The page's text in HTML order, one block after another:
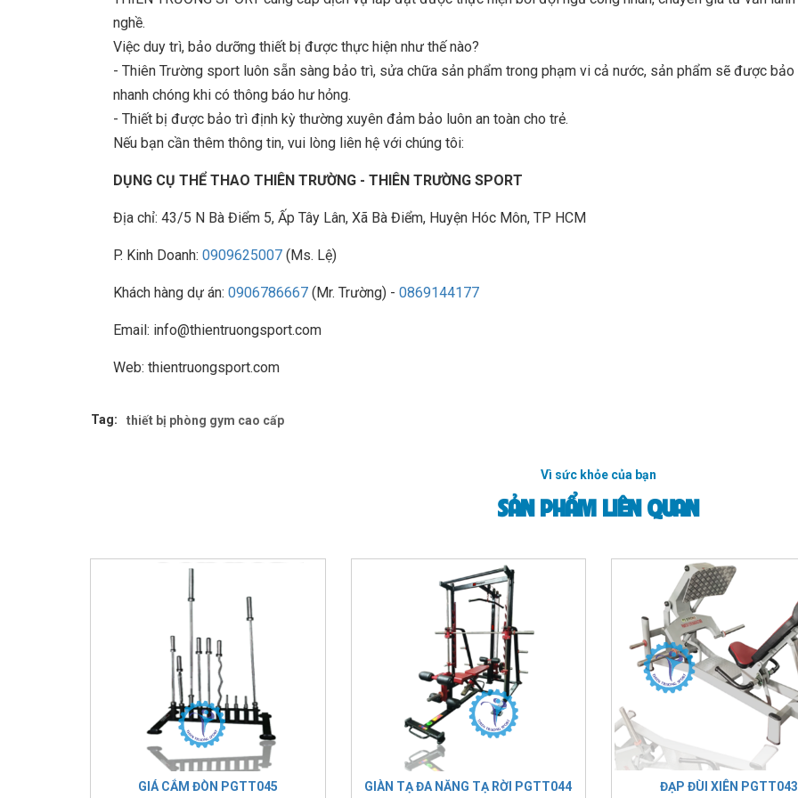
nghề.
Việc duy trì, bảo dưỡng thiết bị được thực hiện như thế nào?
- Thiên Trường sport luôn sẵn sàng bảo trì, sửa chữa sản phẩm trong phạm vi cả nước, sản phẩm sẽ được bảo
nhanh chóng khi có thông báo hư hỏng.
- Thiết bị được bảo trì định kỳ thường xuyên đảm bảo luôn an toàn cho trẻ.
Nếu bạn cần thêm thông tin, vui lòng liên hệ với chúng tôi:
DỤNG CỤ THỂ THAO THIÊN TRƯỜNG - THIÊN TRƯỜNG SPORT
Địa chỉ: 43/5 N Bà Điểm 5, Ấp Tây Lân, Xã Bà Điểm, Huyện Hóc Môn, TP HCM
P. Kinh Doanh: 0909625007 (Ms. Lệ)
Khách hàng dự án: 0906786667 (Mr. Trường) - 0869144177
Email: info@thientruongsport.com
Web: thientruongsport.com
Tag: thiết bị phòng gym cao cấp
Vì sức khỏe của bạn
SẢN PHẨM LIÊN QUAN
GIÁ CẮM ĐÒN PGTT045 GIÀN TẠ ĐA NĂNG TẠ RỜI PGTT044 ĐẠP ĐÙI XIÊN PGTT043